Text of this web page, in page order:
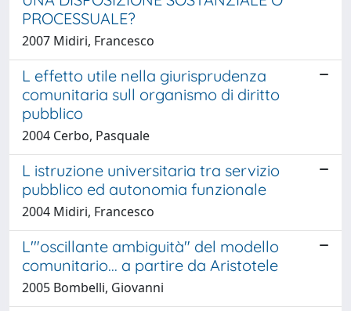
PROCESSUALE?
2007 Midiri, Francesco
L effetto utile nella giurisprudenza
comunitaria sull organismo di diritto
pubblico
2004 Cerbo, Pasquale
L istruzione universitaria tra servizio
pubblico ed autonomia funzionale
2004 Midiri, Francesco
L'"oscillante ambiguità" del modello
comunitario... a partire da Aristotele
2005 Bombelli, Giovanni